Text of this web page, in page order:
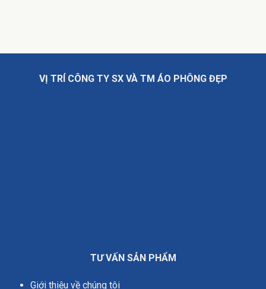
VỊ TRÍ CÔNG TY SX VÀ TM ÁO PHÔNG ĐẸP
TƯ VẤN SẢN PHẨM
Giới thiệu về chúng tôi